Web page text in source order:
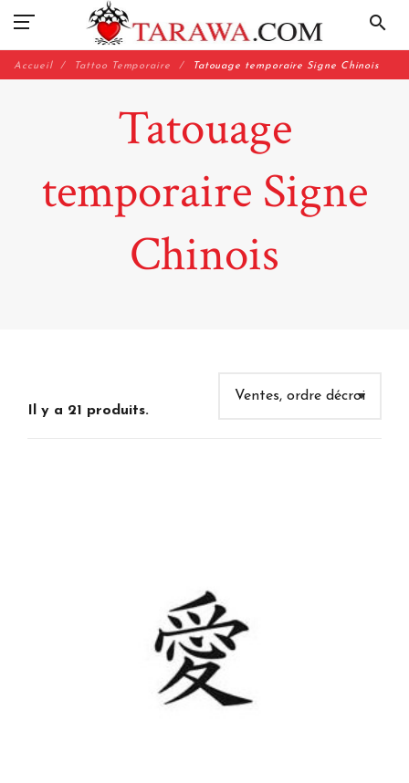
search
Accueil Tattoo Temporaire Tatouage temporaire Signe Chinois
Tatouage
temporaire Signe
Chinois
Il y a 21 produits.